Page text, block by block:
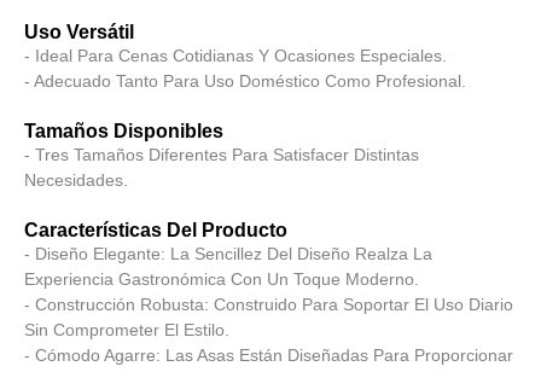
Uso Versátil
- Ideal Para Cenas Cotidianas Y Ocasiones Especiales.
- Adecuado Tanto Para Uso Doméstico Como Profesional.
Tamaños Disponibles
- Tres Tamaños Diferentes Para Satisfacer Distintas
Necesidades.
Características Del Producto
- Diseño Elegante: La Sencillez Del Diseño Realza La
Experiencia Gastronómica Con Un Toque Moderno.
- Construcción Robusta: Construido Para Soportar El Uso Diario
Sin Comprometer El Estilo.
- Cómodo Agarre: Las Asas Están Diseñadas Para Proporcionar